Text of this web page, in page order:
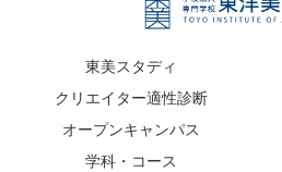
東美スタディ
クリエイター適性診断
オープンキャンパス
学科・コース